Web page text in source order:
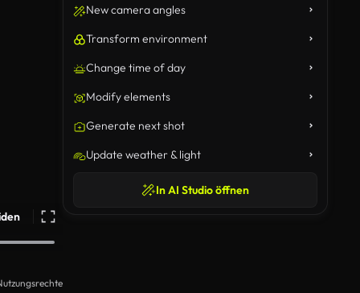
New camera angles
Transform environment
Change time of day
Modify elements
Generate next shot
Update weather & light
In AI Studio öffnen